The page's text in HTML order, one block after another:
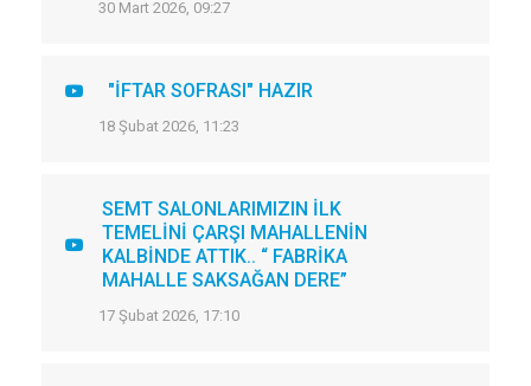
30 Mart 2026, 09:27
"İFTAR SOFRASI" HAZIR
18 Şubat 2026, 11:23
SEMT SALONLARIMIZIN İLK
TEMELİNİ ÇARŞI MAHALLENİN
KALBİNDE ATTIK.. “ FABRİKA
MAHALLE SAKSAĞAN DERE”
17 Şubat 2026, 17:10